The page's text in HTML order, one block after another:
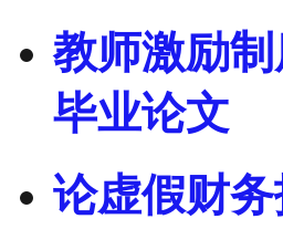
教师激励
毕业论文
论虚假财